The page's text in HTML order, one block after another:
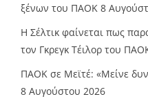
ξένων του ΠΑΟΚ 8
Η Σέλτικ φαίνεται πως
τον Γκρεγκ Τέιλορ του
ΠΑΟΚ σε Μεϊτέ: «Μείνε
8 Αυγούστου 2026